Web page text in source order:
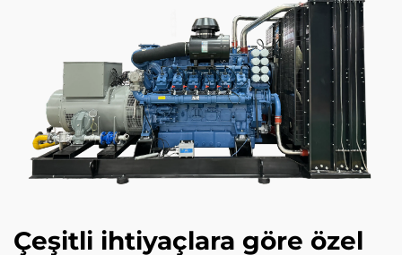
Çeşitli ihtiyaçlara göre özel